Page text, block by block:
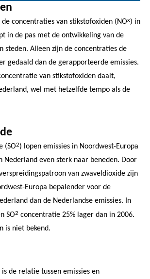
concentraties van stikstofoxiden (NOx) in
in de pas met de ontwikkeling van de
steden. Alleen zijn de concentraties de
gedaald dan de gerapporteerde emissies.
van stikstofoxiden daalt,
wel met hetzelfde tempo als de
(SO2) lopen emissies in Noordwest-Europa
Nederland even sterk naar beneden. Door
van zwaveldioxide zijn
Europa bepalender voor de
dan de Nederlandse emissies. In
SO2 concentratie 25% lager dan in 2006.
is niet bekend.
is de relatie tussen emissies en